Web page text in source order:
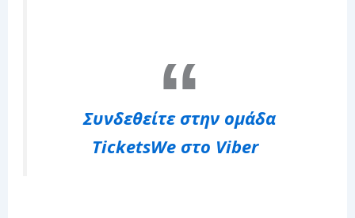
Συνδεθείτε στην ομάδα
⁨TicketsWe⁩ στο Viber